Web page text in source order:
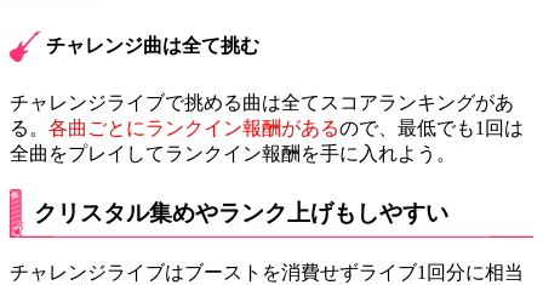
チャレンジ曲は全て挑む
チャレンジライブで挑める曲は全てスコアランキングがあ
る。 各曲ごとにランクイン報酬があるので、最低でも1回は
全曲をプレイしてランクイン報酬を手に入れよう。
クリスタル集めやランク上げもしやすい
チャレンジライブはブーストを消費せずライブ1回分に相当